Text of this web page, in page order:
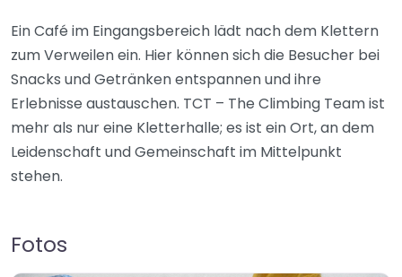
Ein Café im Eingangsbereich lädt nach dem Klettern
zum Verweilen ein. Hier können sich die Besucher bei
Snacks und Getränken entspannen und ihre
Erlebnisse austauschen. TCT – The Climbing Team ist
mehr als nur eine Kletterhalle; es ist ein Ort, an dem
Leidenschaft und Gemeinschaft im Mittelpunkt
stehen.
Fotos